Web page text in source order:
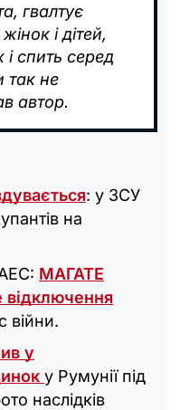
гвалтує
і дітей,
спить серед
так не
автор.
: у ЗСУ
на
МАГАТЕ
війни.
у
у Румунії під
наслідків